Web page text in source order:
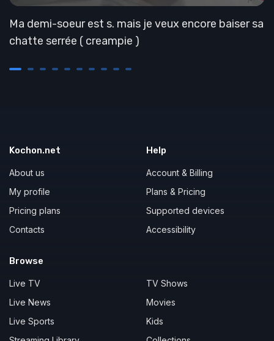
Ma demi-soeur est s. mais je veux encore baiser sa
chatte serrée ( creampie )
Kochon.net
About us
My profile
Pricing plans
Contacts
Browse
Live TV
Live News
Live Sports
TV Shows
Movies
Kids
Help
Account & Billing
Plans & Pricing
Supported devices
Accessibility